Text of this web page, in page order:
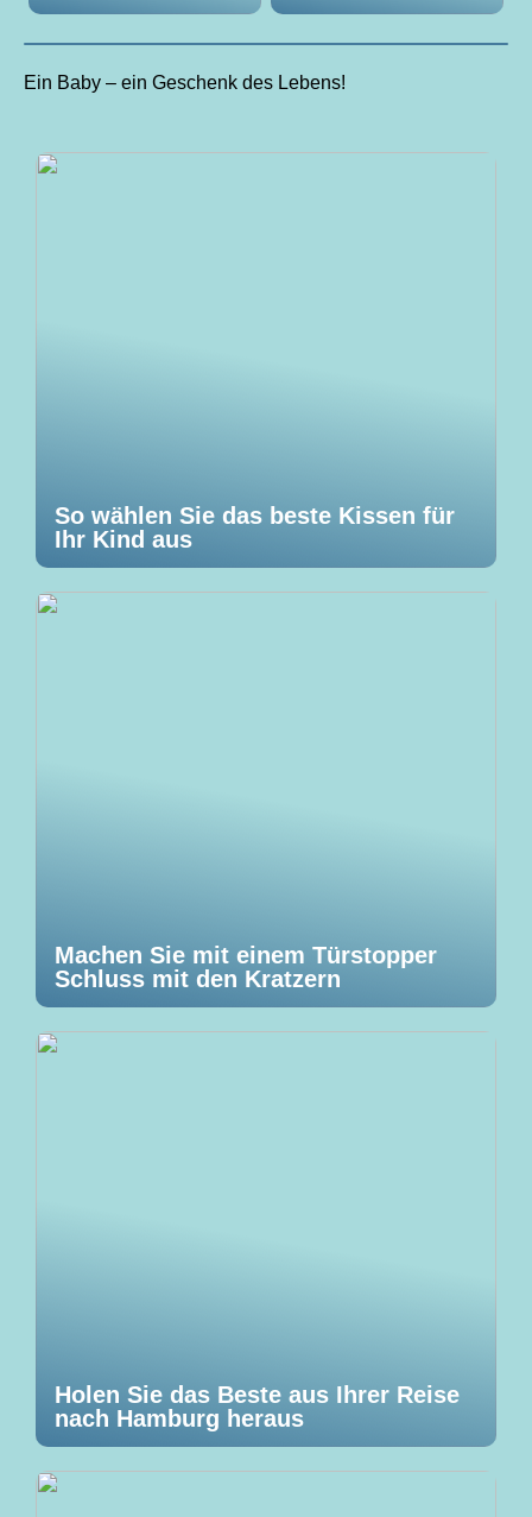
Ein Baby – ein Geschenk des Lebens!
So wählen Sie das beste Kissen für
Ihr Kind aus
Machen Sie mit einem Türstopper
Schluss mit den Kratzern
Holen Sie das Beste aus Ihrer Reise
nach Hamburg heraus